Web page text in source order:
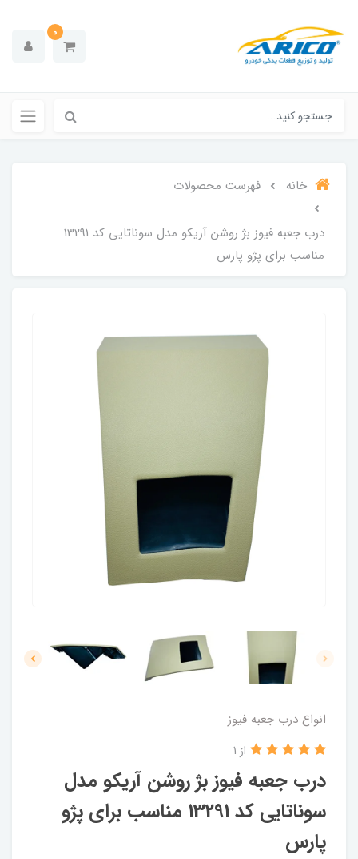
0
خانه فهرست محصولات
درب جعبه فیوز بژ روشن آریکو مدل سوناتایی کد 13291
مناسب برای پژو پارس
انواع درب جعبه فیوز
درب جعبه فیوز بژ روشن آریکو مدل
سوناتایی کد 13291 مناسب برای پژو
پارس
از 1